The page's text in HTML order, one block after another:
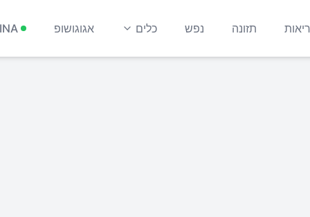
תזונה נפש כלים אגוגושופ